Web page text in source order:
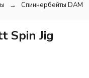
Спиннербейты DAM
Spin Jig